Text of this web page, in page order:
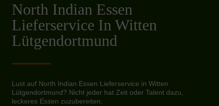
North Indian Essen
Lieferservice In Witten
Lütgendortmund
Lust auf North Indian Essen Lieferservice in Witten
Lütgendortmund? Nicht jeder hat Zeit oder Talent dazu,
leckeres Essen zuzubereiten.